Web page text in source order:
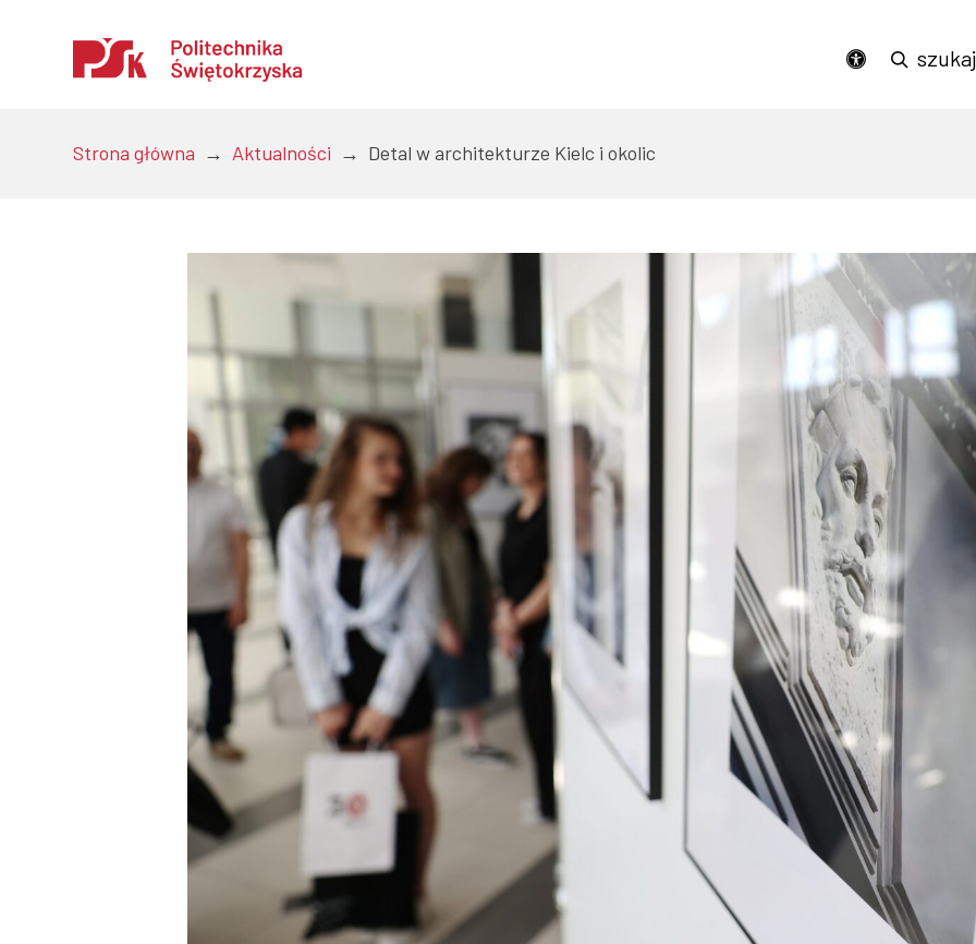
dostępność
szukaj
Otwórz
Strona główna → Aktualności → Detal w architekturze Kielc i okolic
Kandydaci
Studenci
Doktoranci
Podyplomowe
Pracownicy
Domy studenckie